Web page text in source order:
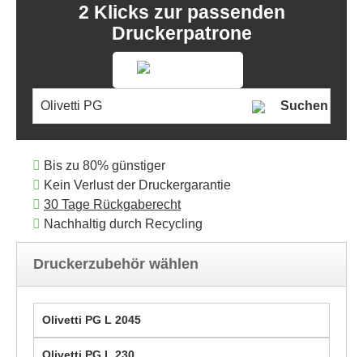
2 Klicks zur passenden
Druckerpatrone
Suchen
Bis zu 80% günstiger
Kein Verlust der Druckergarantie
30 Tage Rückgaberecht
Nachhaltig durch Recycling
Druckerzubehör wählen
Olivetti PG L 2045
Olivetti PG L 230